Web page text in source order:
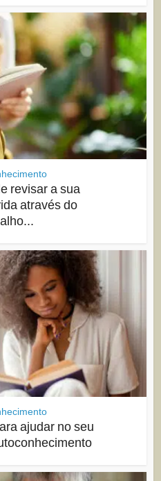
revisar a sua
através do
ajudar no seu